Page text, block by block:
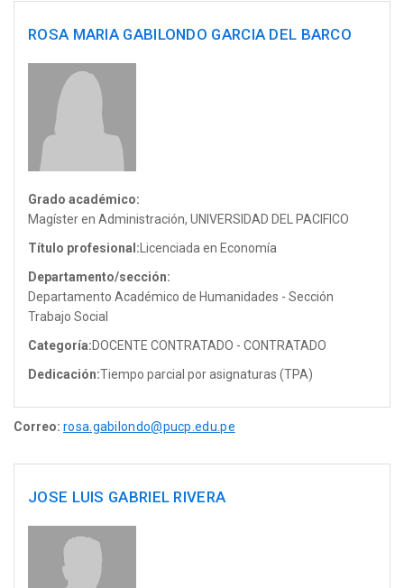
ROSA MARIA GABILONDO GARCIA DEL BARCO
Grado académico:
Magíster en Administración, UNIVERSIDAD DEL PACIFICO
Título profesional: Licenciada en Economía
Departamento/sección:
Departamento Académico de Humanidades - Sección
Trabajo Social
Categoría:DOCENTE CONTRATADO - CONTRATADO
Dedicación:Tiempo parcial por asignaturas (TPA)
Correo: rosa.gabilondo@pucp.edu.pe
JOSE LUIS GABRIEL RIVERA